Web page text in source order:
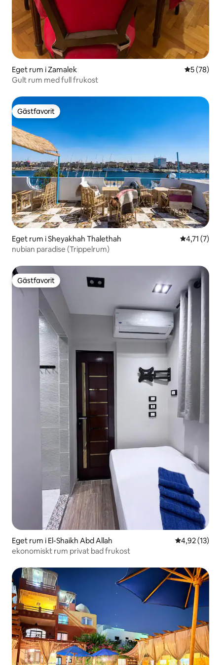
Eget rum i Zamalek 5 av 5 i
5 (78)
Gult rum med full frukost
Gästfavorit
Gästfavorit
Eget rum i Sheyakhah Thalethah 4,71 av 5 i
4,71 (7)
nubian paradise (Trippelrum)
Gästfavorit
Gästfavorit
Eget rum i El-Shaikh Abd Allah 4,92 av 5 i
4,92 (13)
ekonomiskt rum privat bad frukost